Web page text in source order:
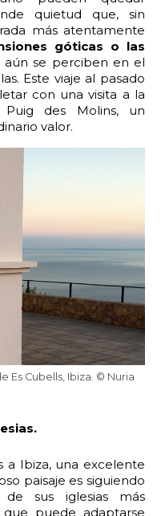
quietud que, sin
más atentamente
góticas o las
aún se perciben en el
Este viaje al pasado
con una visita a la
des Molins, un
valor.
Es Cubells, Ibiza. © Nuria
a Ibiza, una excelente
paisaje es siguiendo
sus iglesias más
que puede adaptarse